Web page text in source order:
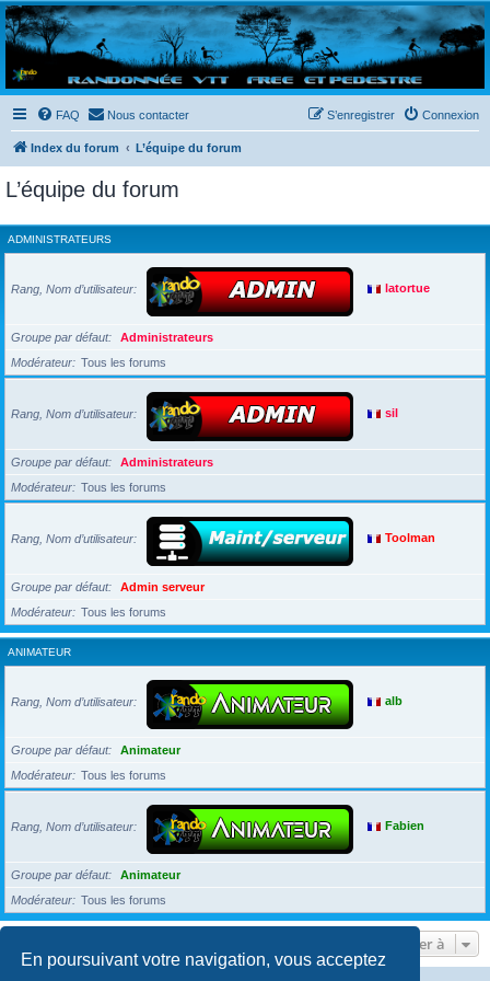
En poursuivant votre navigation, vous acceptez
Randovttfree.fr
Bienvenue sur le site des randos vtt et pédestre de Bretagne . Bonne navigation sur le site
et bonnes randos dans l'Ouest !
FAQ Nous contacter Connexion
S’enregistrer
Index du forum L’équipe du forum
L’équipe du forum
ADMINISTRATEURS
Rang, Nom d’utilisateur latortue
Groupe par défaut
Administrateurs
Modérateur
Tous les forums
Rang, Nom d’utilisateur sil
Groupe par défaut
Administrateurs
Modérateur
Tous les forums
Rang, Nom d’utilisateur Toolman
Groupe par défaut
Admin serveur
Modérateur
Tous les forums
ANIMATEUR
Rang, Nom d’utilisateur alb
Groupe par défaut
Animateur
Modérateur
Tous les forums
Rang, Nom d’utilisateur Fabien
Groupe par défaut
Animateur
Modérateur
Tous les forums
Aller à